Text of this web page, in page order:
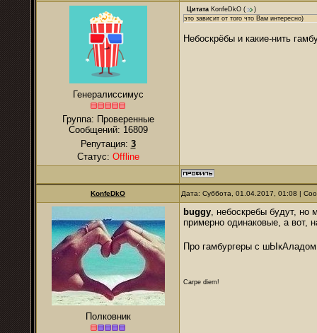
Генералиссимус
Группа: Проверенные
Сообщений: 16809
Репутация: 3
Статус: Offline
Цитата KonfeDkO (
)
это зависит от того что Вам интересно)
Небоскрёбы и какие-нить
KonfeDkO Дата: Суббота, 01.04.2017, 01:08 |
Полковник
buggy, небоскребы будут, но
примерно одинаковые, а вот,
Про гамбургеры с
Carpe diem!